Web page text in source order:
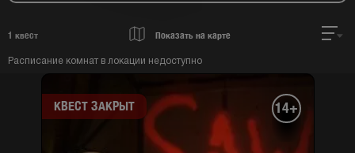
1 квест Показать на карте
Расписание комнат в локации недоступно
КВЕСТ ЗАКРЫТ 14+